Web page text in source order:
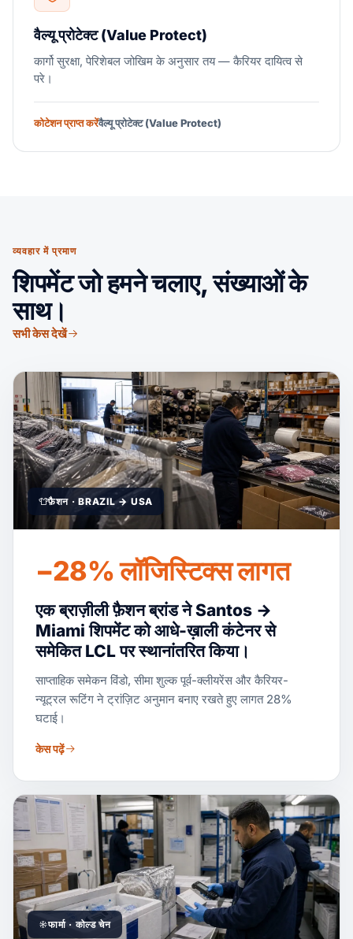
वैल्यू प्रोटेक्ट (Value Protect)
कार्गो सुरक्षा, पेरिशेबल जोखिम के अनुसार तय — कैरियर दायित्व से
परे।
कोटेशन प्राप्त करेंवैल्यू प्रोटेक्ट (Value Protect)
व्यवहार में प्रमाण
शिपमेंट जो हमने चलाए, संख्याओं के
साथ।
सभी केस देखें
फ़ैशन · BRAZIL → USA
−28% लॉजिस्टिक्स लागत
एक ब्राज़ीली फ़ैशन ब्रांड ने Santos →
Miami शिपमेंट को आधे-ख़ाली कंटेनर से
समेकित LCL पर स्थानांतरित किया।
साप्ताहिक समेकन विंडो, सीमा शुल्क पूर्व-क्लीयरेंस और कैरियर-
न्यूट्रल रूटिंग ने ट्रांज़िट अनुमान बनाए रखते हुए लागत 28%
घटाई।
केस पढ़ें
फार्मा · कोल्ड चेन